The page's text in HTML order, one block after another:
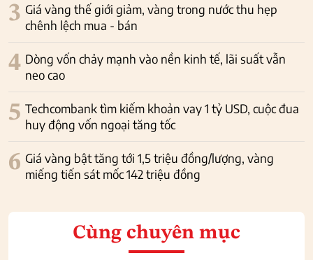
3 Giá vàng thế giới giảm, vàng trong nước thu hẹp
chênh lệch mua - bán
4 Dòng vốn chảy mạnh vào nền kinh tế, lãi suất vẫn
neo cao
5 Techcombank tìm kiếm khoản vay 1 tỷ USD, cuộc đua
huy động vốn ngoại tăng tốc
6 Giá vàng bật tăng tới 1,5 triệu đồng/lượng, vàng
miếng tiến sát mốc 142 triệu đồng
Cùng chuyên mục